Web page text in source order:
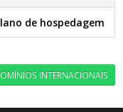
de hospedagem
INTERNACIONAIS